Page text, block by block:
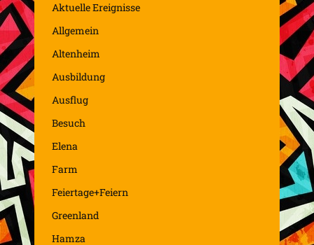
Aktuelle Ereignisse
Allgemein
Altenheim
Ausbildung
Ausflug
Besuch
Elena
Farm
Feiertage+Feiern
Greenland
Hamza